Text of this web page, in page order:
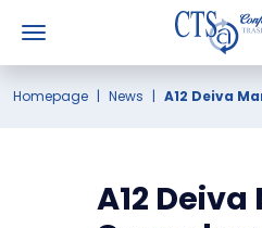
Homepage News A12 Deiva Marina-Carrodano. Lavori
A12